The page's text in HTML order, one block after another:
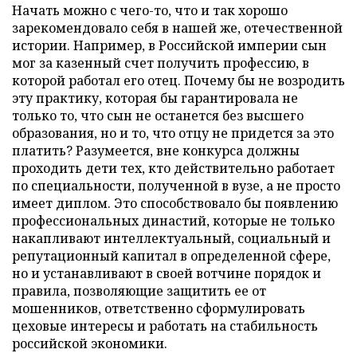
Начать можно с чего-то, что и так хорошо
зарекомендовало себя в нашей же, отечественной
истории. Например, в Российской империи сын
мог за казенный счет получить профессию, в
которой работал его отец. Почему бы не возродить
эту практику, которая бы гарантировала не
только то, что сын не останется без высшего
образования, но и то, что отцу не придется за это
платить? Разумеется, вне конкурса должны
проходить дети тех, кто действительно работает
по специальности, полученной в вузе, а не просто
имеет диплом. Это способствовало бы появлению
профессиональных династий, которые не только
накапливают интеллектуальный, социальный и
репутационный капитал в определенной сфере,
но и устанавливают в своей вотчине порядок и
правила, позволяющие защитить ее от
мошенников, ответственно сформулировать
цеховые интересы и работать на стабильность
российской экономики.